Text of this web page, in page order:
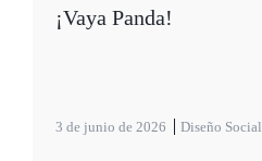
¡Vaya Panda!
3 de junio de 2026 Diseño Social